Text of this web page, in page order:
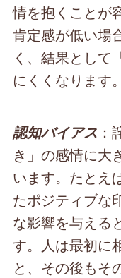
情を抱くことが
肯定感が低い場
く、結果として
にくくなります。
認知バイアス
き」の感情に大
います。たとえ
たポジティブな
な影響を与える
す。人は最初に
と、その後もそ